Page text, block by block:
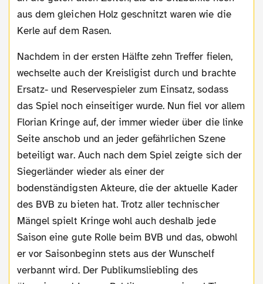
aus dem gleichen Holz geschnitzt waren wie die
Kerle auf dem Rasen.
Nachdem in der ersten Hälfte zehn Treffer fielen,
wechselte auch der Kreisligist durch und brachte
Ersatz- und Reservespieler zum Einsatz, sodass
das Spiel noch einseitiger wurde. Nun fiel vor allem
Florian Kringe auf, der immer wieder über die linke
Seite anschob und an jeder gefährlichen Szene
beteiligt war. Auch nach dem Spiel zeigte sich der
Siegerländer wieder als einer der
bodenständigsten Akteure, die der aktuelle Kader
des BVB zu bieten hat. Trotz aller technischer
Mängel spielt Kringe wohl auch deshalb jede
Saison eine gute Rolle beim BVB und das, obwohl
er vor Saisonbeginn stets aus der Wunschelf
verbannt wird. Der Publikumsliebling des